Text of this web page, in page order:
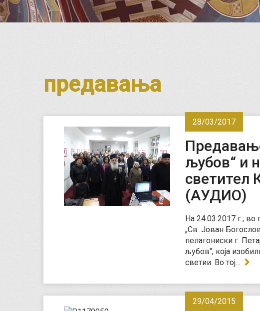
предавања
28/03/2017
љубов“ и
светител
(АУДИО)
На 24.03.2017 г., во
„Св. Јован
пелагониски г.
љубов“, која
светии. Во тој…
29/04/2015